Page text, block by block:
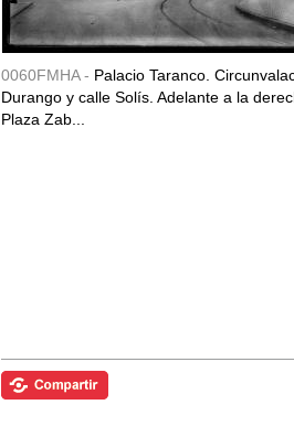
0060FMHA - Palacio Taranco.
Durango y calle Solís. Adelante a la
Plaza Zab...